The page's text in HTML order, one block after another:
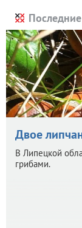
Двое
В Липецкой
грибами.